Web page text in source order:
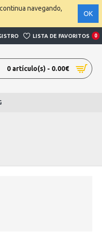
navegando,
OK
LISTA DE FAVORITOS 0
0 artículo(s) - 0.00€